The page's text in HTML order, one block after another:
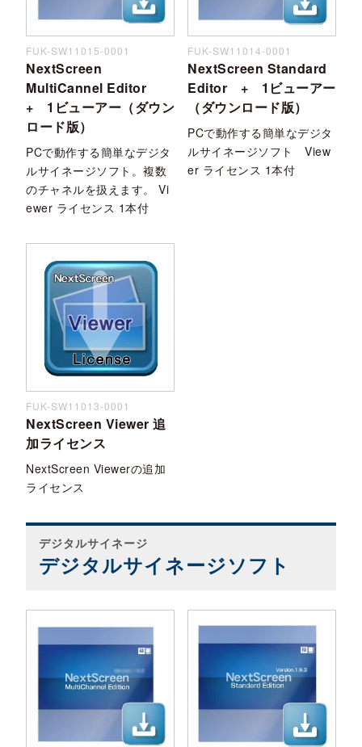
FUK-SW11015-0001
NextScreen
MultiCannel Editor
+ 1ビューアー（ダウン
ロード版）
PCで動作する簡単なデジタ
ルサイネージソフト。複数
のチャネルを扱えます。 Vi
ewer ライセンス 1本付
FUK-SW11014-0001
NextScreen Standard
Editor + 1ビューアー
（ダウンロード版）
PCで動作する簡単なデジタ
ルサイネージソフト View
er ライセンス 1本付
FUK-SW11013-0001
NextScreen Viewer 追
加ライセンス
NextScreen Viewerの追加
ライセンス
デジタルサイネージ
デジタルサイネージソフト